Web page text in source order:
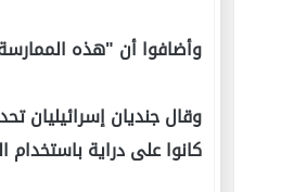
وأضافوا أن "هذه الممارسة
وقال جنديان
كانوا على دراية